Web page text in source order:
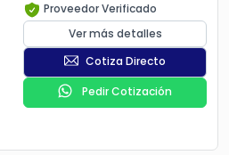
Proveedor Verificado
Ver más detalles
Cotiza Directo
Pedir Cotización